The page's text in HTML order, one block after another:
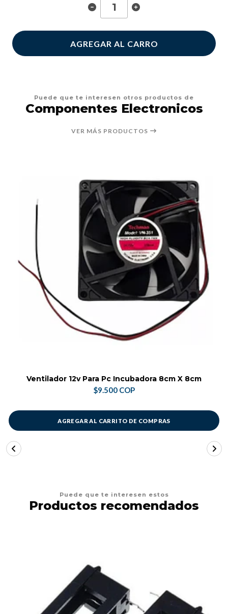
AGREGAR AL CARRO
Puede que te interesen otros productos de
Componentes Electronicos
VER MÁS PRODUCTOS
Ventilador 12v Para Pc Incubadora 8cm X 8cm
$9.500 COP
AGREGAR AL CARRITO DE COMPRAS
Puede que te interesen estos
Productos recomendados